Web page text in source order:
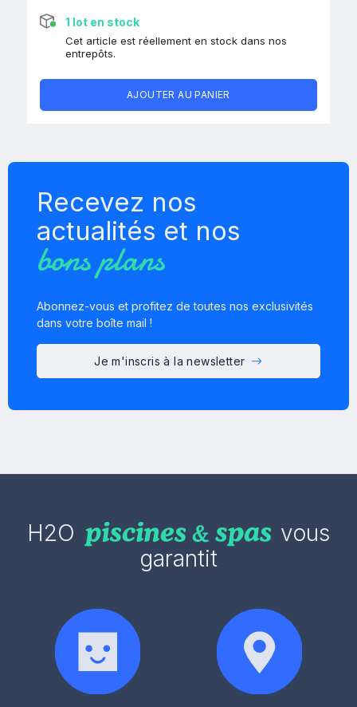
1 lot en stock
Cet article est réellement en stock dans nos
entrepôts.
AJOUTER AU PANIER
Recevez nos
actualités et nos
bons plans
Abonnez-vous et profitez de toutes nos exclusivités
dans votre boîte mail !
Je m'inscris à la newsletter
H2O
vous
garantit